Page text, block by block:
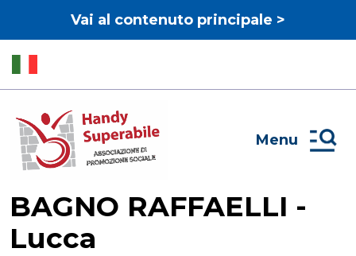
Vai al contenuto principale >
Menu
BAGNO RAFFAELLI -
Lucca